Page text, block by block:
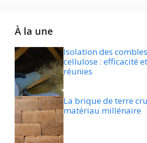
À la une
Isolation des
cellulose : efficacité
réunies
La brique de terre
matériau millénaire